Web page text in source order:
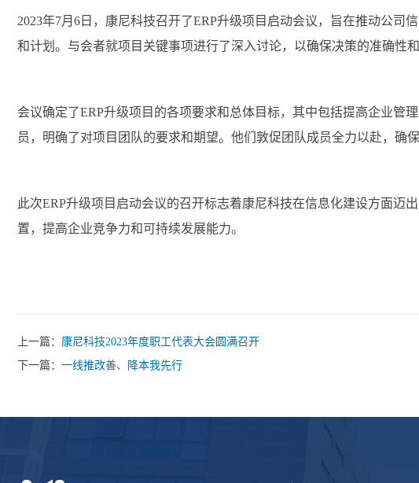
2023年7月6日，康尼科技召开了ERP升级项目启动会议，旨在推动公
和计划。与会者就项目关键事项进行了深入讨论，以确保决策的准确性和
会议确定了ERP升级项目的各项要求和总体目标，其中包括提高企业管
员，明确了对项目团队的要求和期望。他们敦促团队成员全力以赴，确
此次ERP升级项目启动会议的召开标志着康尼科技在信息化建设方面
置，提高企业竞争力和可持续发展能力。
上一篇： 康尼科技2023年度职工代表大会圆满召开
下一篇： 一线推改善、降本我先行